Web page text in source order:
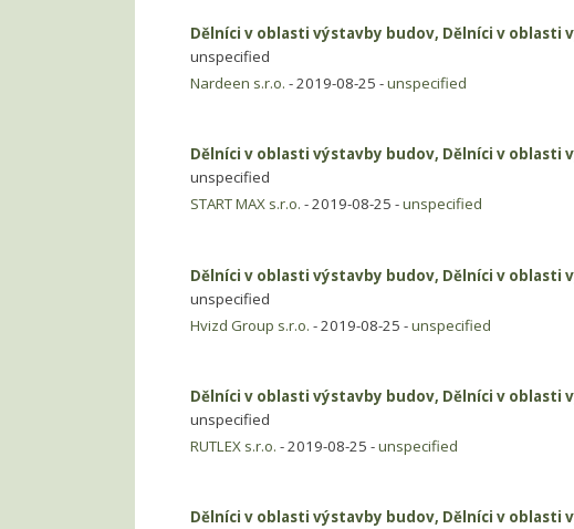
Dělníci v oblasti výstavby budov, Dělníci v oblasti
unspecified
Nardeen s.r.o. - 2019-08-25 -unspecified
Dělníci v oblasti výstavby budov, Dělníci v oblasti
unspecified
START MAX s.r.o. - 2019-08-25 -unspecified
Dělníci v oblasti výstavby budov, Dělníci v oblasti
unspecified
Hvizd Group s.r.o. - 2019-08-25 -unspecified
Dělníci v oblasti výstavby budov, Dělníci v oblasti
unspecified
RUTLEX s.r.o. - 2019-08-25 -unspecified
Dělníci v oblasti výstavby budov, Dělníci v oblasti